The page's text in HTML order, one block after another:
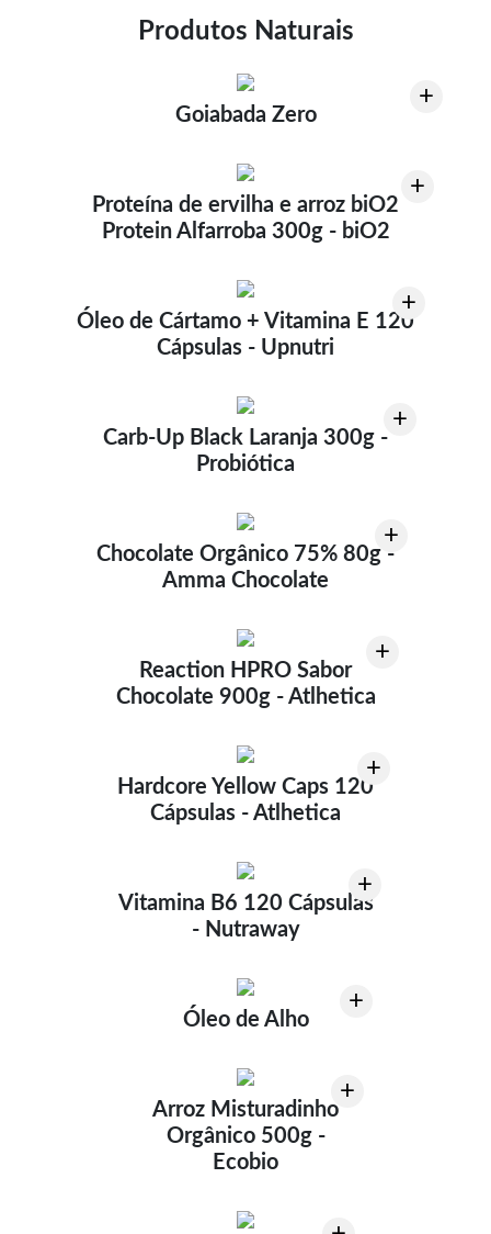
Produtos Naturais
+
Goiabada Zero
+
Proteína de ervilha e arroz biO2
Protein Alfarroba 300g - biO2
+
Óleo de Cártamo + Vitamina E 120
Cápsulas - Upnutri
+
Carb-Up Black Laranja 300g -
Probiótica
+
Chocolate Orgânico 75% 80g -
Amma Chocolate
+
Reaction HPRO Sabor
Chocolate 900g - Atlhetica
+
Hardcore Yellow Caps 120
Cápsulas - Atlhetica
+
Vitamina B6 120 Cápsulas
- Nutraway
+
Óleo de Alho
+
Arroz Misturadinho
Orgânico 500g -
Ecobio